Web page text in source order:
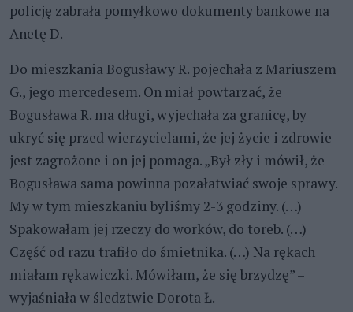
policję zabrała pomyłkowo dokumenty bankowe na
Anetę D.
Do mieszkania Bogusławy R. pojechała z Mariuszem
G., jego mercedesem. On miał powtarzać, że
Bogusława R. ma długi, wyjechała za granicę, by
ukryć się przed wierzycielami, że jej życie i zdrowie
jest zagrożone i on jej pomaga. „Był zły i mówił, że
Bogusława sama powinna pozałatwiać swoje sprawy.
My w tym mieszkaniu byliśmy 2-3 godziny. (…)
Spakowałam jej rzeczy do worków, do toreb. (…)
Część od razu trafiło do śmietnika. (…) Na rękach
miałam rękawiczki. Mówiłam, że się brzydzę” –
wyjaśniała w śledztwie Dorota Ł.